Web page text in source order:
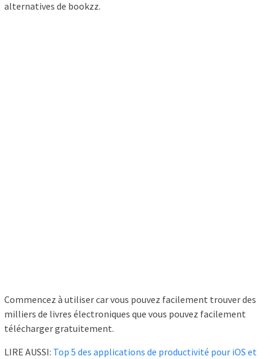
alternatives de bookzz.
Commencez à utiliser car vous pouvez facilement trouver des
milliers de livres électroniques que vous pouvez facilement
télécharger gratuitement.
LIRE AUSSI: Top 5 des applications de productivité pour iOS et